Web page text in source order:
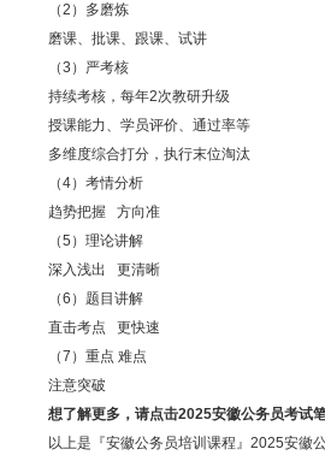
（2）多磨炼
磨课、批课、跟课、试讲
（3）严考核
持续考核，每年2次教研升级
授课能力、学员评价、通过率等
多维度综合打分，执行末位淘汰
（4）考情分析
趋势把握 方向准
（5）理论讲解
深入浅出 更清晰
（6）题目讲解
直击考点 更快速
（7）重点 难点
注意突破
想了解更多，请点击2025安徽公务员考试
以上是『安徽公务员培训课程』2025安徽公